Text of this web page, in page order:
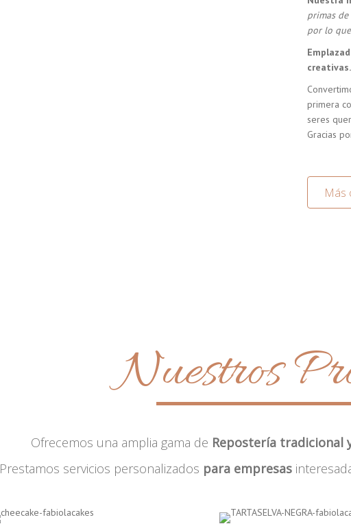
primas
por lo
creativas.
primera
seres
Gracias
Más
Nuestros
Ofrecemos una amplia gama de Repostería tradicional
Prestamos servicios personalizados para empresas